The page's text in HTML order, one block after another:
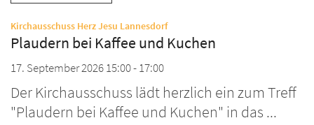
Kirchausschuss Herz Jesu Lannesdorf:
Plaudern bei Kaffee und Kuchen
17. September 2026 15:00 - 17:00
Der Kirchausschuss lädt herzlich ein zum Treff
"Plaudern bei Kaffee und Kuchen" in das ...